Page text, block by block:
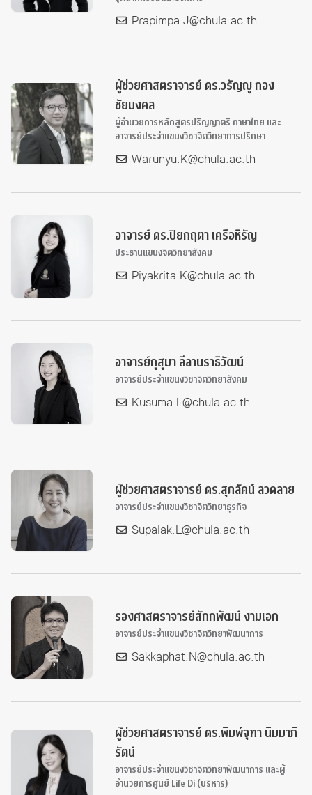
Prapimpa.J@chula.ac.th
ผู้ช่วยศาสตราจารย์ ดร.วรัญญู กอง
ชัยมงคล
ผู้อำนวยการหลักสูตรปริญญาตรี ภาษาไทย และ
อาจารย์ประจำแขนงวิชาจิตวิทยาการปรึกษา
Warunyu.K@chula.ac.th
อาจารย์ ดร.ปิยกฤตา เครือหิรัญ
ประธานแขนงจิตวิทยาสังคม
Piyakrita.K@chula.ac.th
อาจารย์กุสุมา ลีลานราธิวัฒน์
อาจารย์ประจำแขนงวิชาจิตวิทยาสังคม
Kusuma.L@chula.ac.th
ผู้ช่วยศาสตราจารย์ ดร.สุภลัคน์ ลวดลาย
อาจารย์ประจำแขนงวิชาจิตวิทยาธุรกิจ
Supalak.L@chula.ac.th
รองศาสตราจารย์สักกพัฒน์ งามเอก
อาจารย์ประจำแขนงวิชาจิตวิทยาพัฒนาการ
Sakkaphat.N@chula.ac.th
ผู้ช่วยศาสตราจารย์ ดร.พิมพ์จุฑา นิมมาภิ
รัตน์
อาจารย์ประจำแขนงวิชาจิตวิทยาพัฒนาการ และผู้
อำนวยการศูนย์ Life Di (บริหาร)